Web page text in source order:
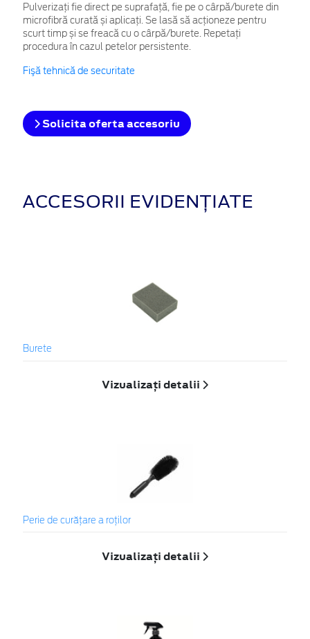
Pulverizați fie direct pe suprafață, fie pe o cârpă/burete din
microfibră curată și aplicați. Se lasă să acționeze pentru
scurt timp și se freacă cu o cârpă/burete. Repetați
procedura în cazul petelor persistente.
Fişă tehnică de securitate
Solicita oferta accesoriu
ACCESORII EVIDENȚIATE
Burete
Vizualizați detalii
Perie de curățare a roților
Vizualizați detalii